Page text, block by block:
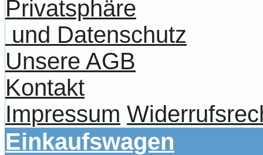
Privatsphäre
und Datenschutz
Unsere AGB
Kontakt
Impressum
Einkaufswagen